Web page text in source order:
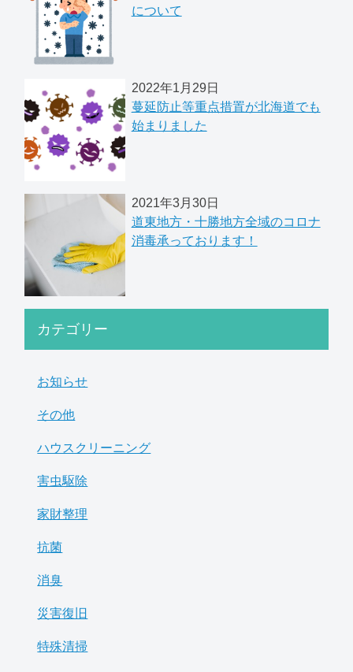
について
2022年1月29日
蔓延防止等重点措置が北海道でも
始まりました
2021年3月30日
道東地方・十勝地方全域のコロナ
消毒承っております！
カテゴリー
お知らせ
その他
ハウスクリーニング
害虫駆除
家財整理
抗菌
消臭
災害復旧
特殊清掃